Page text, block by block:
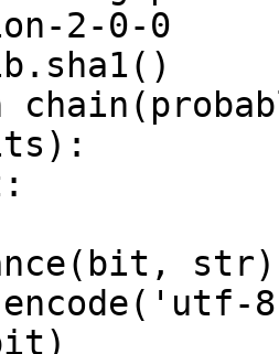
2-0-0